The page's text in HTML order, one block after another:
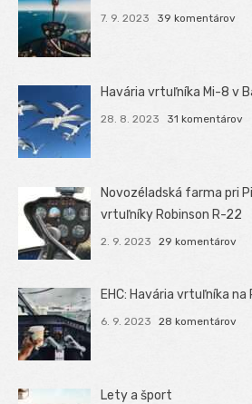
7. 9. 2023 39 komentárov
Havária vrtuľníka Mi-8 v
28. 8. 2023 31 komentárov
Novozéladská farma pri
vrtuľníky Robinson R-22
2. 9. 2023 29 komentárov
EHC: Havária vrtuľníka na
6. 9. 2023 28 komentárov
Lety a šport